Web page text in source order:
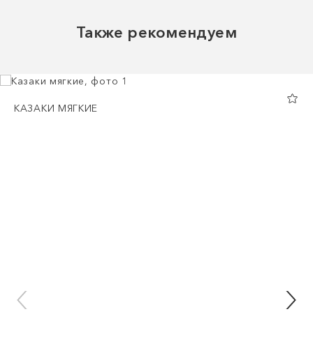
Также рекомендуем
КАЗАКИ МЯГКИЕ